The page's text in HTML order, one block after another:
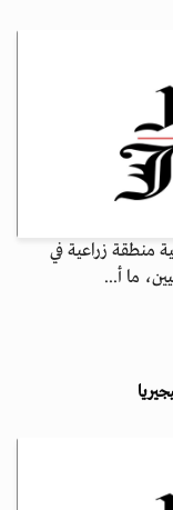
منطقة زراعية في
ما أ...